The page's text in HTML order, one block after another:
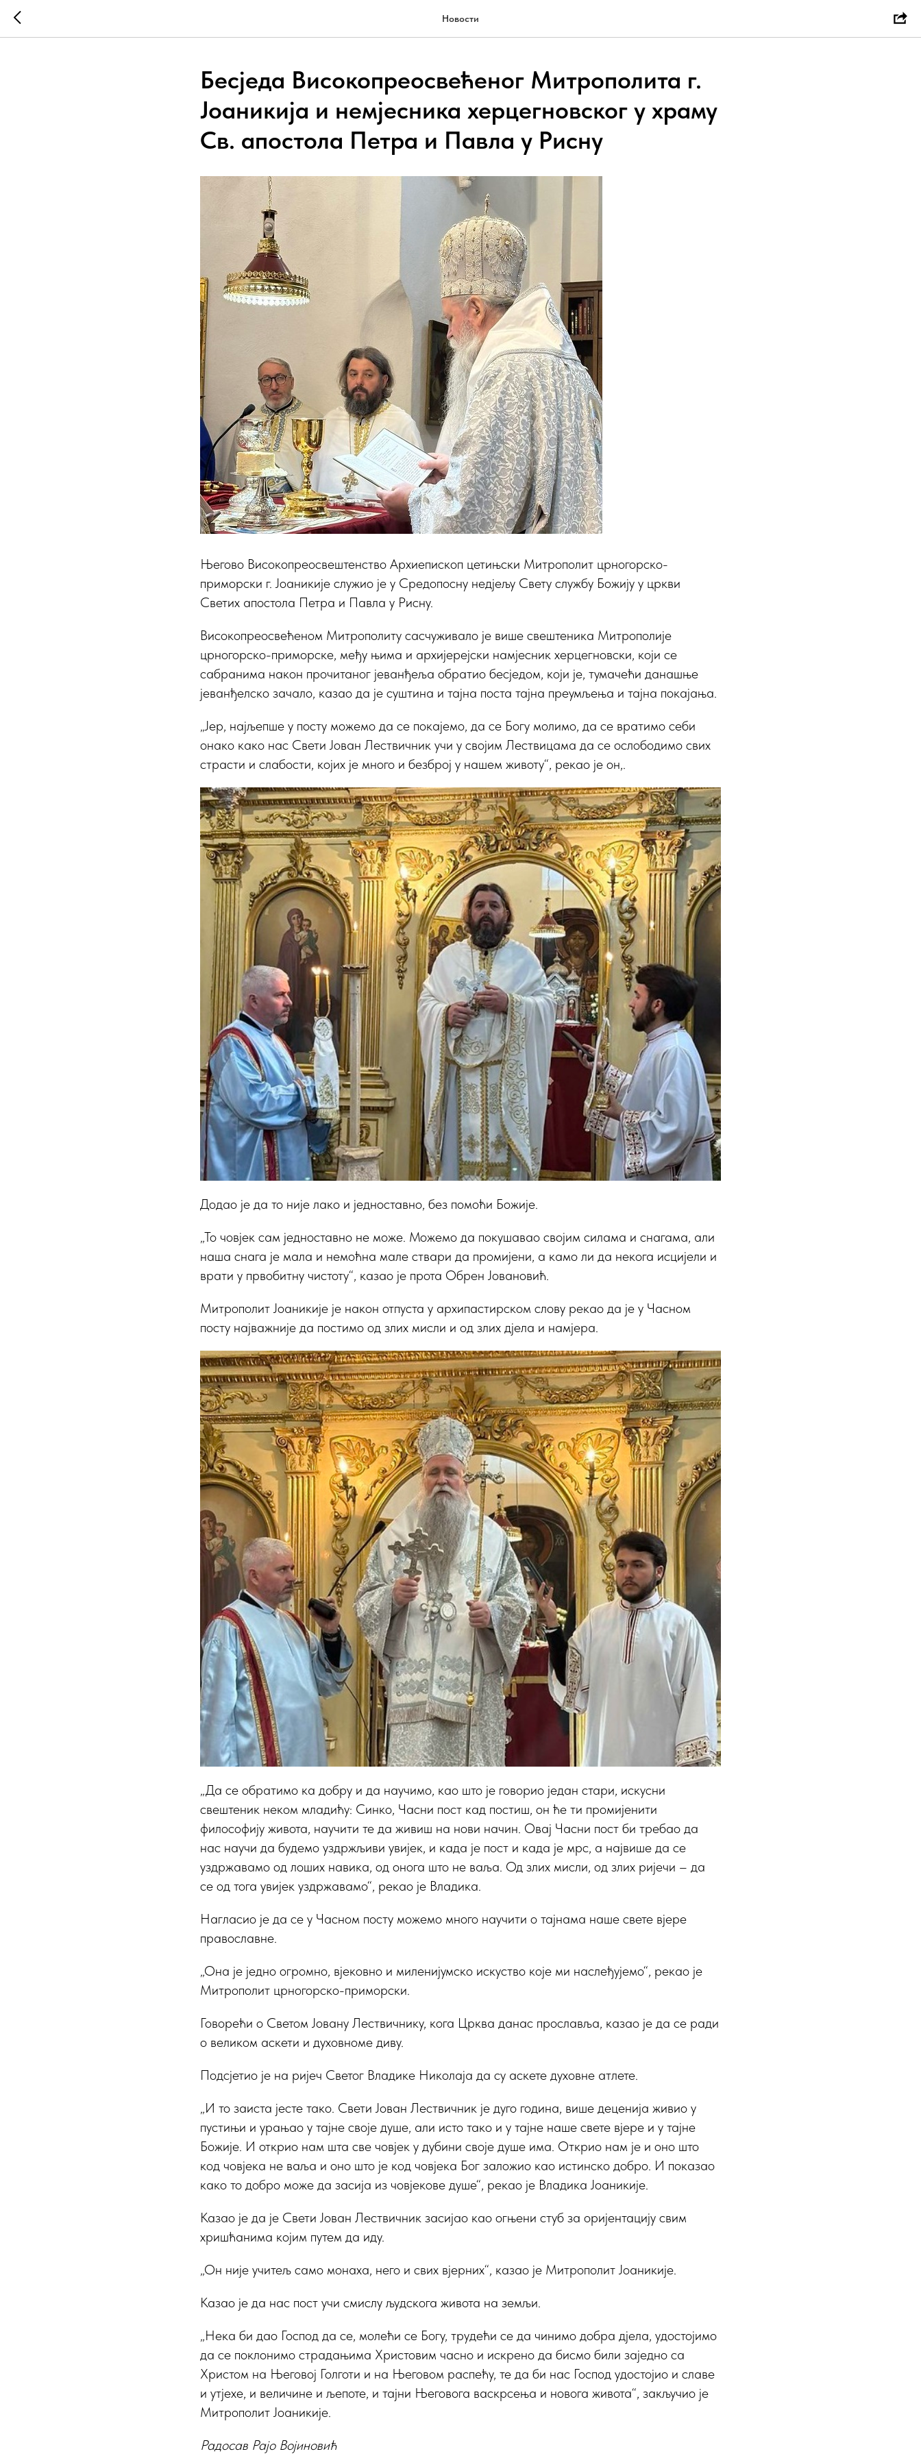
Новости
Бесједа Високопреосвећеног Митрополита г.
Јоаникија и немјесника херцегновског у храму
Св. апостола Петра и Павла у Рисну
Његово Високопреосвештенство Архиепископ цетињски Митрополит црногорско-
приморски г. Јоаникије служио је у Средопосну недјељу Свету службу Божију у цркви
Светих апостола Петра и Павла у Рисну.
Високопреосвећеном Митрополиту сасчуживало је више свештеника Митрополије
црногорско-приморске, међу њима и архијерејски намјесник херцегновски, који се
сабранима након прочитаног јеванђеља обратио бесједом, који је, тумачећи данашње
јеванђелско зачало, казао да је суштина и тајна поста тајна преумљења и тајна покајања.
„Јер, најљепше у посту можемо да се покајемо, да се Богу молимо, да се вратимо себи
онако како нас Свети Јован Лествичник учи у својим Лествицама да се ослободимо свих
страсти и слабости, којих је много и безброј у нашем животу“, рекао је он,.
Додао је да то није лако и једноставно, без помоћи Божије.
„То човјек сам једноставно не може. Можемо да покушавао својим силама и снагама, али
наша снага је мала и немоћна мале ствари да промијени, а камо ли да некога исцијели и
врати у првобитну чистоту“, казао је прота Обрен Јовановић.
Митрополит Јоаникије је након отпуста у архипастирском слову рекао да је у Часном
посту најважније да постимо од злих мисли и од злих дјела и намјера.
„Да се обратимо ка добру и да научимо, као што је говорио један стари, искусни
свештеник неком младићу: Синко, Часни пост кад постиш, он ће ти промијенити
философију живота, научити те да живиш на нови начин. Овај Часни пост би требао да
нас научи да будемо уздржљиви увијек, и када је пост и када је мрс, а највише да се
уздржавамо од лоших навика, од онога што не ваља. Од злих мисли, од злих ријечи – да
се од тога увијек уздржавамо“, рекао је Владика.
Нагласио је да се у Часном посту можемо много научити о тајнама наше свете вјере
православне.
„Она је једно огромно, вјековно и миленијумско искуство које ми наслеђујемо“, рекао је
Митрополит црногорско-приморски.
Говорећи о Светом Јовану Лествичнику, кога Црква данас прославља, казао је да се ради
о великом аскети и духовноме диву.
Подсјетио је на ријеч Светог Владике Николаја да су аскете духовне атлете.
„И то заиста јесте тако. Свети Јован Лествичник је дуго година, више деценија живио у
пустињи и урањао у тајне своје душе, али исто тако и у тајне наше свете вјере и у тајне
Божије. И открио нам шта све човјек у дубини своје душе има. Открио нам је и оно што
код човјека не ваља и оно што је код човјека Бог заложио као истинско добро. И показао
како то добро може да засија из човјекове душе“, рекао је Владика Јоаникије.
Казао је да је Свети Јован Лествичник засијао као огњени стуб за оријентацију свим
хришћанима којим путем да иду.
„Он није учитељ само монаха, него и свих вјерних“, казао је Митрополит Јоаникије.
Казао је да нас пост учи смислу људскога живота на земљи.
„Нека би дао Господ да се, молећи се Богу, трудећи се да чинимо добра дјела, удостојимо
да се поклонимо страдањима Христовим часно и искрено да бисмо били заједно са
Христом на Његовој Голготи и на Његовом распећу, те да би нас Господ удостојио и славе
и утјехе, и величине и љепоте, и тајни Његовога васкрсења и новога живота“, закључио је
Митрополит Јоаникије.
Радосав Рајо Војиновић